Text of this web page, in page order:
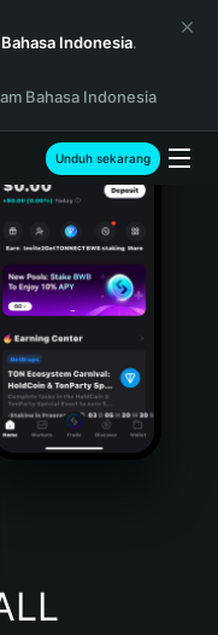
Bahasa Indonesia.
Bahasa Indonesia
Unduh sekarang